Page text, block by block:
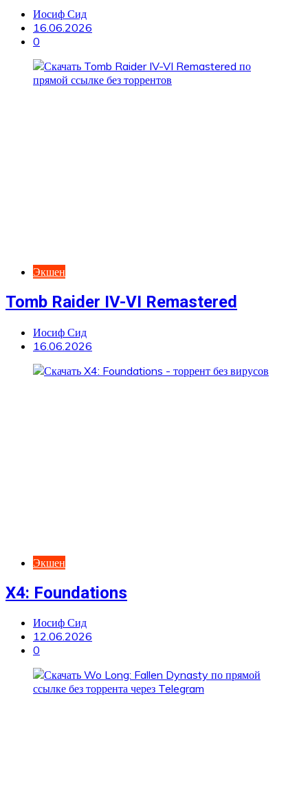
Иосиф Сид
16.06.2026
0
Экшен
Tomb Raider IV-VI Remastered
Иосиф Сид
16.06.2026
Экшен
X4: Foundations
Иосиф Сид
12.06.2026
0